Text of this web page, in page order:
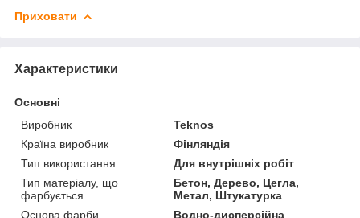
Приховати
Характеристики
Основні
Виробник
Teknos
Країна виробник
Фінляндія
Тип використання
Для внутрішніх робіт
Тип матеріалу, що
фарбується
Бетон, Дерево, Цегла,
Метал, Штукатурка
Основа фарби
Водно-дисперсійна